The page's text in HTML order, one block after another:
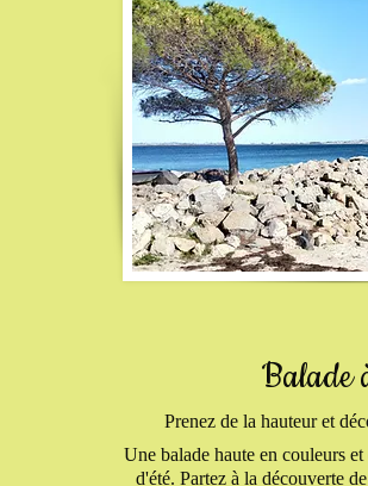
Balade
Une balade haute en couleurs
d'été. Partez à la découverte
Prenez de la hauteur et